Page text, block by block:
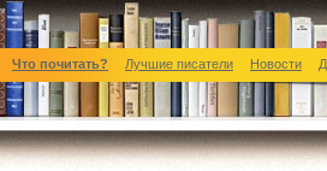
Что почитать? Лучшие писатели Новости